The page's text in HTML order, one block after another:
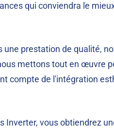
qui conviendra le
une prestation de qualité,
mettons tout en œuvre
compte de l'intégration
Inverter, vous obtiendrez